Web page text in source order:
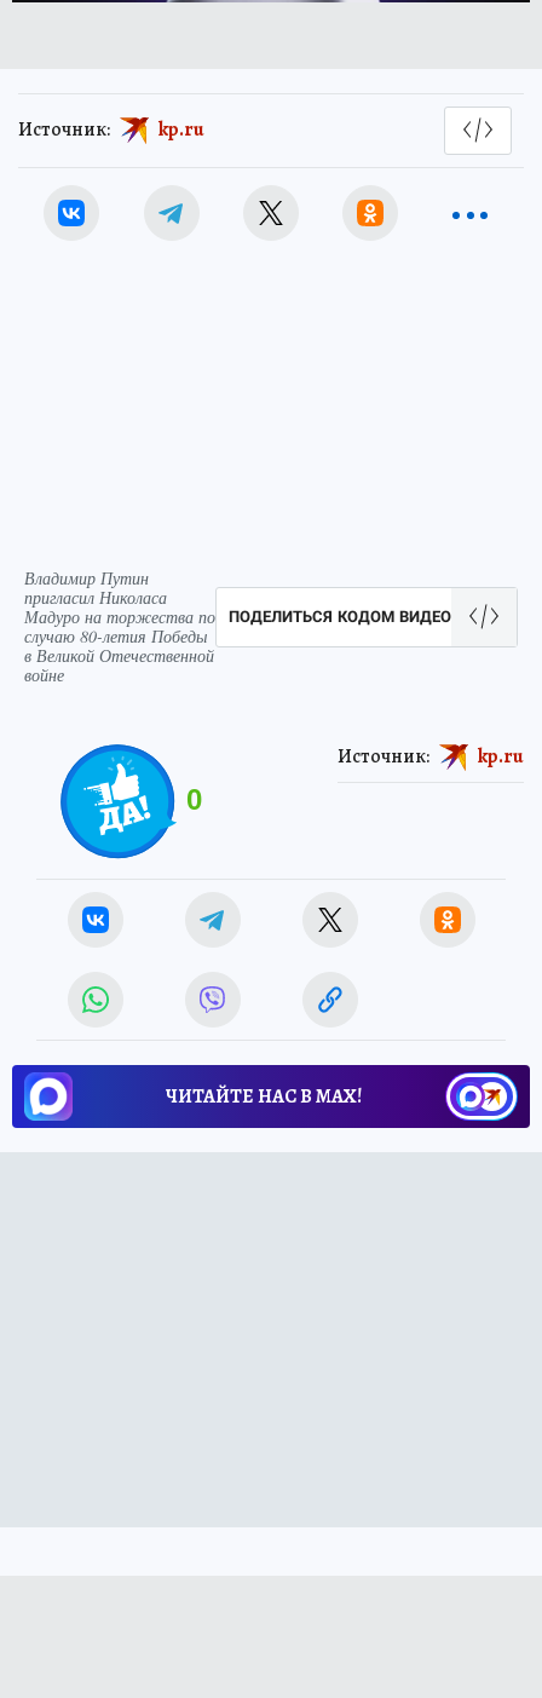
Источник: kp.ru
Владимир Путин
пригласил Николаса
Мадуро на торжества по
случаю 80-летия Победы
в Великой Отечественной
войне
ПОДЕЛИТЬСЯ КОДОМ ВИДЕО
0
Источник: kp.ru
ЧИТАЙТЕ НАС В МАХ!